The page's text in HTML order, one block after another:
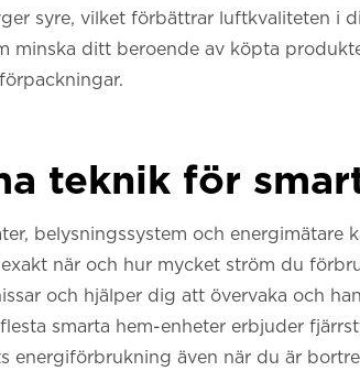
syre, vilket förbättrar luftkvaliteten i
minska ditt beroende av köpta
teknik för
belysningssystem och
när och hur mycket ström du
och hjälper dig att övervaka och
smarta hem-enheter erbjuder
energiförbrukning även när du är